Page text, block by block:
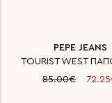
PEPE JEANS
85.00€